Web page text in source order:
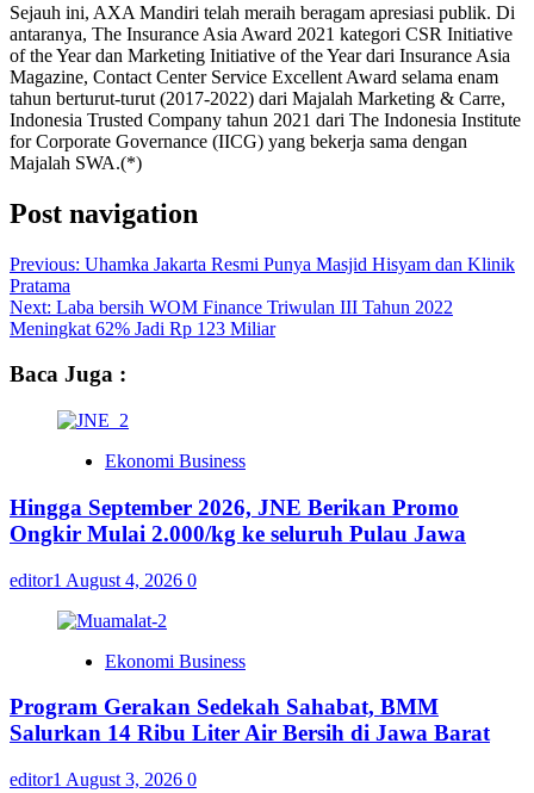
Sejauh ini, AXA Mandiri telah meraih beragam apresiasi publik. Di
antaranya, The Insurance Asia Award 2021 kategori CSR Initiative
of the Year dan Marketing Initiative of the Year dari Insurance Asia
Magazine, Contact Center Service Excellent Award selama enam
tahun berturut-turut (2017-2022) dari Majalah Marketing & Carre,
Indonesia Trusted Company tahun 2021 dari The Indonesia Institute
for Corporate Governance (IICG) yang bekerja sama dengan
Majalah SWA.(*)
Post navigation
Previous: Uhamka Jakarta Resmi Punya Masjid Hisyam dan Klinik
Pratama
Next: Laba bersih WOM Finance Triwulan III Tahun 2022
Meningkat 62% Jadi Rp 123 Miliar
Baca Juga :
Ekonomi Business
Hingga September 2026, JNE Berikan Promo
Ongkir Mulai 2.000/kg ke seluruh Pulau Jawa
editor1 August 4, 2026 0
Ekonomi Business
Program Gerakan Sedekah Sahabat, BMM
Salurkan 14 Ribu Liter Air Bersih di Jawa Barat
editor1 August 3, 2026 0